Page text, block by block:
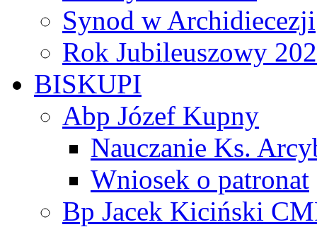
Synod w Archidiecezji
Rok Jubileuszowy
BISKUPI
Abp Józef Kupny
Nauczanie Ks.
Wniosek o patronat
Bp Jacek Kiciński